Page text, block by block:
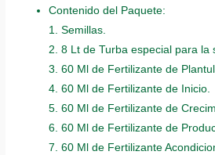
Contenido del Paquete:
1. Semillas.
2. 8 Lt de Turba especial para la
3. 60 Ml de Fertilizante de
4. 60 Ml de Fertilizante de Inicio.
5. 60 Ml de Fertilizante de
6. 60 Ml de Fertilizante de
7. 60 Ml de Fertilizante